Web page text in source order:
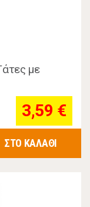
με
3,59 €
ΣΤΟ ΚΑΛΑΘΙ